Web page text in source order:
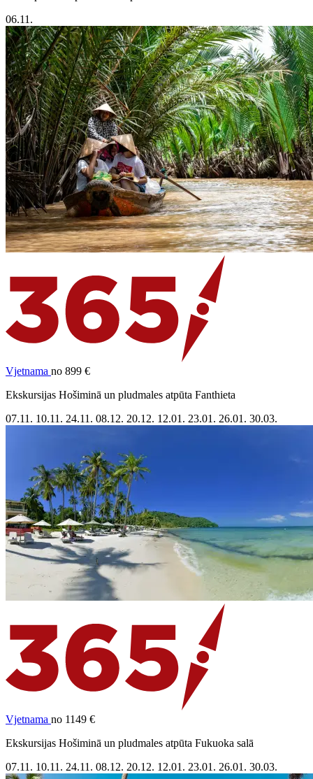
06.11.
Vjetnama no 899 €
Ekskursijas Hošiminā un pludmales atpūta Fanthieta
07.11. 10.11. 24.11. 08.12. 20.12. 12.01. 23.01. 26.01. 30.03.
Vjetnama no 1149 €
Ekskursijas Hošiminā un pludmales atpūta Fukuoka salā
07.11. 10.11. 24.11. 08.12. 20.12. 12.01. 23.01. 26.01. 30.03.